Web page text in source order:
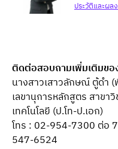
ประวัติและผล
ติดต่อสอบถามเพิ่มเติมข
นางสาวเสาวลักษณ์ ตู้ดำ (
เลขานุการหลักสูตร สาขา
เทคโนโลยี (ป.โท-ป.เอก)
โทร : 02-954-7300 ต่อ
547-6524